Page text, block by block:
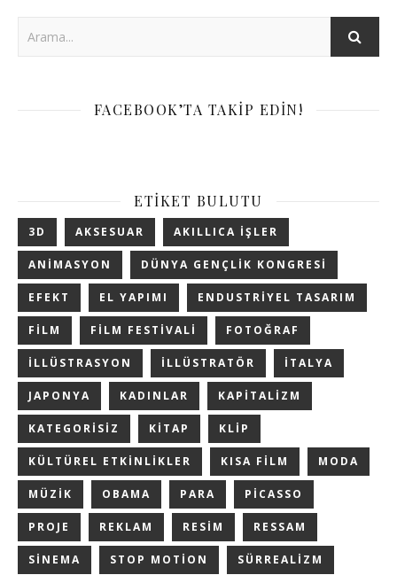
FACEBOOK’TA TAKIP EDIN!
ETIKET BULUTU
3D AKSESUAR AKILLICA IŞLER
ANIMASYON DÜNYA GENÇLIK KONGRESI
EFEKT EL YAPIMI ENDUSTRIYEL TASARIM
FILM FILM FESTIVALI FOTOĞRAF
ILLÜSTRASYON ILLÜSTRATÖR ITALYA
JAPONYA KADINLAR KAPITALIZM
KATEGORISIZ KITAP KLIP
KÜLTÜREL ETKINLIKLER KISA FILM MODA
MÜZIK OBAMA PARA PICASSO
PROJE REKLAM RESIM RESSAM
SINEMA STOP MOTION SÜRREALIZM